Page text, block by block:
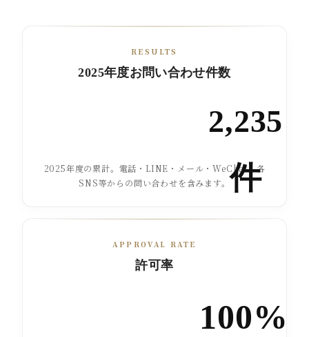
RESULTS
2025年度お問い合わせ件数
2,235
件
2025年度の累計。電話・LINE・メール・WeChat・各
SNS等からの問い合わせを含みます。
APPROVAL RATE
許可率
100%